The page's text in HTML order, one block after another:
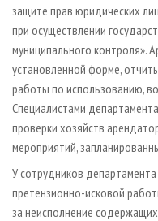
защите прав юридических
при осуществлении
муниципального контроля».
установленной форме,
работы по использованию,
Специалистами
проверки хозяйств
мероприятий,
У сотрудников
претензионно-исковой
за неисполнение